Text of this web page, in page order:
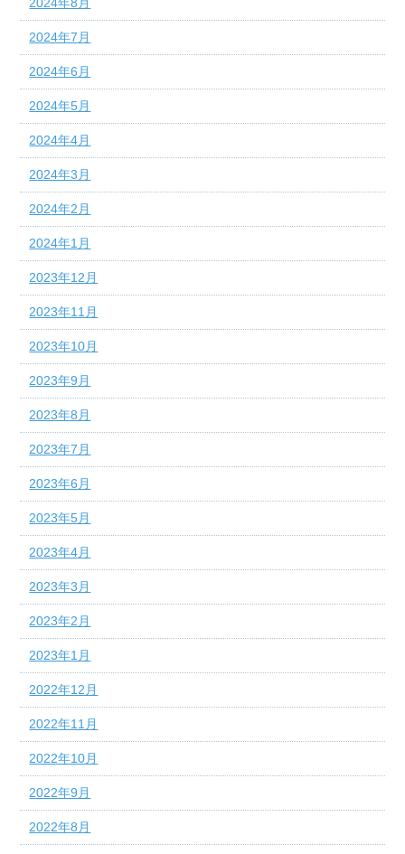
2024年7月
2024年6月
2024年5月
2024年4月
2024年3月
2024年2月
2024年1月
2023年12月
2023年11月
2023年10月
2023年9月
2023年8月
2023年7月
2023年6月
2023年5月
2023年4月
2023年3月
2023年2月
2023年1月
2022年12月
2022年11月
2022年10月
2022年9月
2022年8月